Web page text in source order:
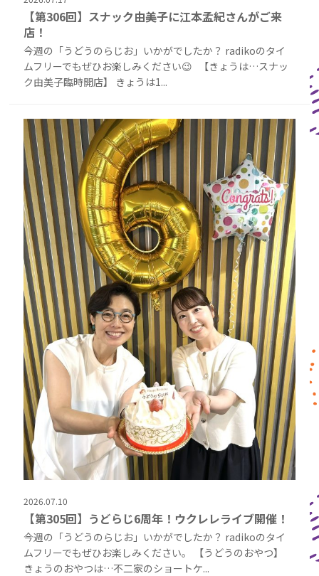
【第306回】スナック由美子に江本孟紀さんがご来
店！
今週の「うどうのらじお」いかがでしたか？ radikoのタイ
ムフリーでもぜひお楽しみください😉 【きょうは…スナッ
ク由美子臨時開店】 きょうは1...
2026.07.10
【第305回】うどらじ6周年！ウクレレライブ開催！
今週の「うどうのらじお」いかがでしたか？ radikoのタイ
ムフリーでもぜひお楽しみください。 【うどうのおやつ】
きょうのおやつは…不二家のショートケ...